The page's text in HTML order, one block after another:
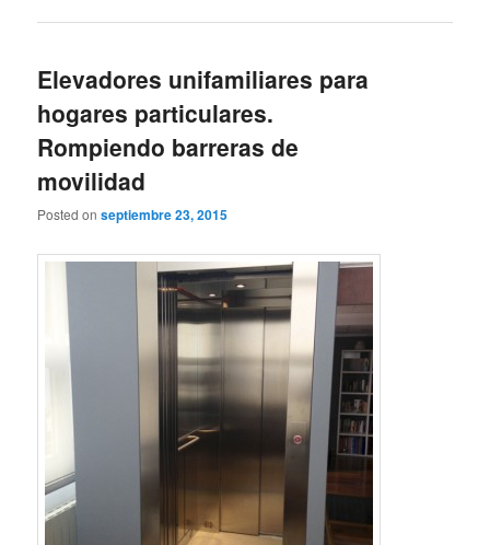
Elevadores unifamiliares para
hogares particulares.
Rompiendo barreras de
movilidad
Posted onseptiembre 23, 2015